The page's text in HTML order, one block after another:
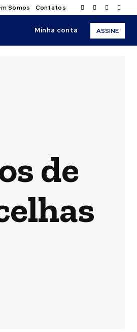
Somos Contatos
Minha conta ASSINE
de